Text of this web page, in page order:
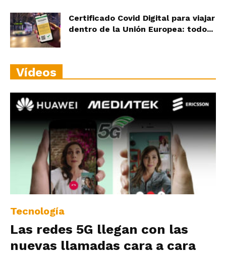
Certificado Covid Digital para viajar
dentro de la Unión Europea: todo...
Vídeos
Tecnología
Las redes 5G llegan con las
nuevas llamadas cara a cara